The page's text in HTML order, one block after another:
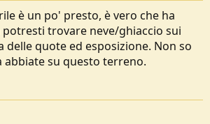
è un po' presto, è vero che ha
potresti trovare neve/ghiaccio sui
delle quote ed esposizione. Non so
abbiate su questo terreno.